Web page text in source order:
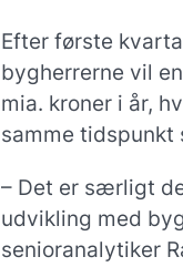
Efter første
bygherrerne vil
mia. kroner i år,
samme tidspunkt
– Det er særligt
udvikling med
senioranalytiker